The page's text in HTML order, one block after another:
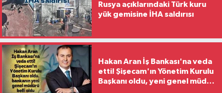
Rusya açıklarındaki Türk kuru
yük gemisine İHA saldırısı
Hakan Aran İş Bankası'na veda
etti! Şişecam'ın Yönetim Kurulu
Başkanı oldu, yeni genel müdür